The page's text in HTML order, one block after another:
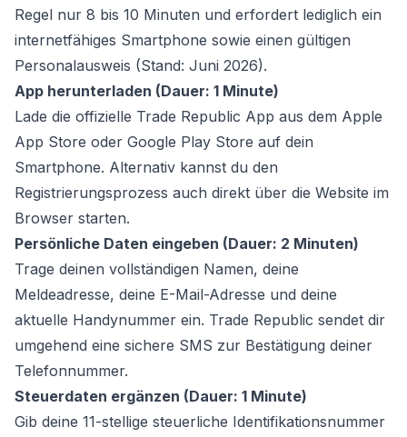
Regel nur 8 bis 10 Minuten und erfordert lediglich ein
internetfähiges Smartphone sowie einen gültigen
Personalausweis (Stand: Juni 2026).
App herunterladen (Dauer: 1 Minute)
Lade die offizielle Trade Republic App aus dem Apple
App Store oder Google Play Store auf dein
Smartphone. Alternativ kannst du den
Registrierungsprozess auch direkt über die Website im
Browser starten.
Persönliche Daten eingeben (Dauer: 2 Minuten)
Trage deinen vollständigen Namen, deine
Meldeadresse, deine E-Mail-Adresse und deine
aktuelle Handynummer ein. Trade Republic sendet dir
umgehend eine sichere SMS zur Bestätigung deiner
Telefonnummer.
Steuerdaten ergänzen (Dauer: 1 Minute)
Gib deine 11-stellige steuerliche Identifikationsnummer